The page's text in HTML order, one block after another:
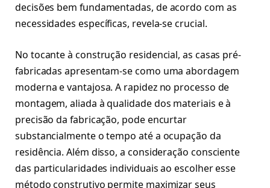
decisões bem fundamentadas, de acordo com as
necessidades específicas, revela-se crucial.
No tocante à construção residencial, as casas pré-
fabricadas apresentam-se como uma abordagem
moderna e vantajosa. A rapidez no processo de
montagem, aliada à qualidade dos materiais e à
precisão da fabricação, pode encurtar
substancialmente o tempo até a ocupação da
residência. Além disso, a consideração consciente
das particularidades individuais ao escolher esse
método construtivo permite maximizar seus